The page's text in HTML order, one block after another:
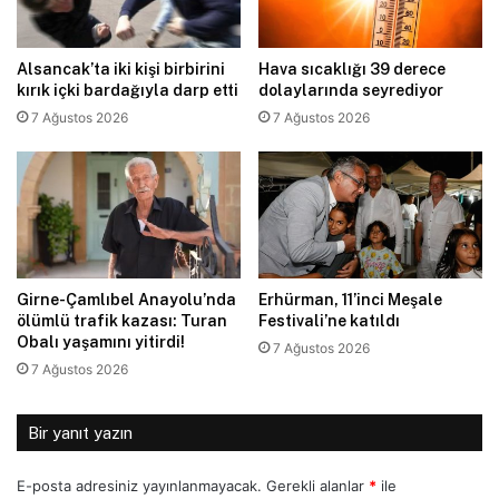
Alsancak’ta iki kişi birbirini
kırık içki bardağıyla darp etti
7 Ağustos 2026
Hava sıcaklığı 39 derece
dolaylarında seyrediyor
7 Ağustos 2026
Girne-Çamlıbel Anayolu’nda
ölümlü trafik kazası: Turan
Obalı yaşamını yitirdi!
7 Ağustos 2026
Erhürman, 11’inci Meşale
Festivali’ne katıldı
7 Ağustos 2026
Bir yanıt yazın
E-posta adresiniz yayınlanmayacak. Gerekli alanlar * ile